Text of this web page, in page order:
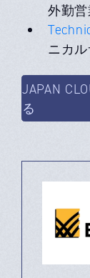
外勤営
ニカ
JAPAN
る